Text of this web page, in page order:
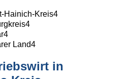
Hainich-Kreis4
4
4
Land4
in